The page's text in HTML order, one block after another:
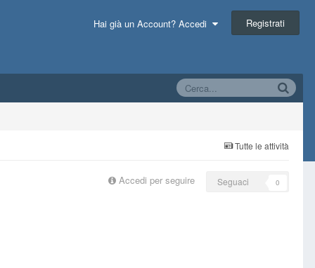
Hai già un Account? Accedi Registrati
Tutte le attività
Accedi per seguire Seguaci 0